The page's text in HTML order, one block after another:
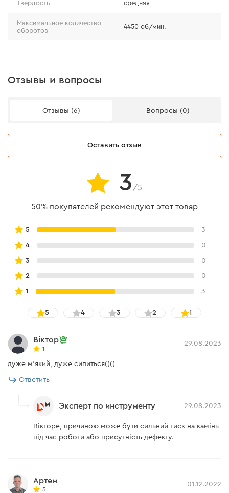
Твердость средняя
Максимальное количество
оборотов
4450 об/мин.
Отзывы и вопросы
Отзывы (6) Вопросы (0)
Оставить отзыв
3 /5
50% покупателей рекомендуют этот товар
5 3
4 0
3 0
2 0
1 3
5 4 3 2 1
Віктор
1
29.08.2023
дуже м'який, дуже сипиться((((
Ответить
Эксперт по инструменту 29.08.2023
Вікторе, причиною може бути сильний тиск на камінь
під час роботи або присутність дефекту.
Артем
5
01.12.2022